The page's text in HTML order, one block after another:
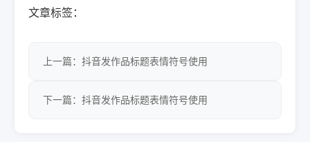
文章标签：
上一篇：抖音发作品标题表情符号使用
下一篇：抖音发作品标题表情符号使用